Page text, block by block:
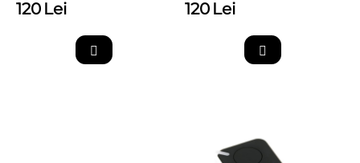
120 Lei 120 Lei